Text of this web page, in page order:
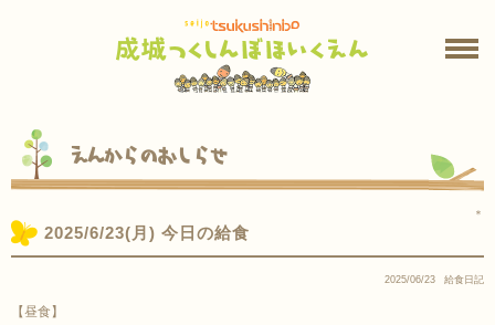
えんからのおしらせ
＊
2025/6/23(月) 今日の給食
2025/06/23 給食日記
【昼食】